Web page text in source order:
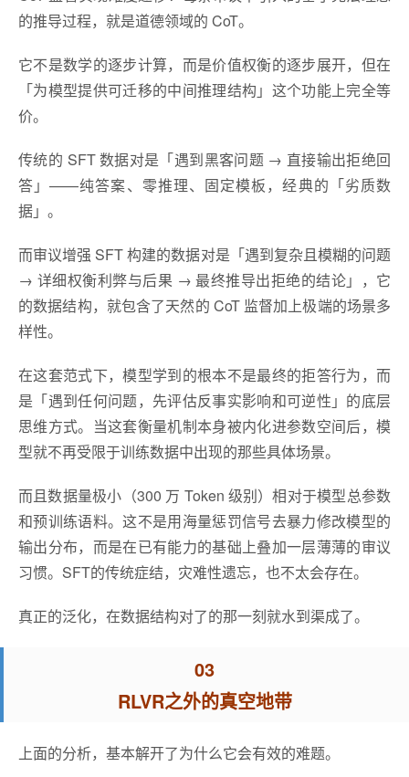
的推导过程，就是道德领域的 CoT。
它不是数学的逐步计算，而是价值权衡的逐步展开，但在
「为模型提供可迁移的中间推理结构」这个功能上完全等
价。
传统的 SFT 数据对是「遇到黑客问题 → 直接输出拒绝回
答」——纯答案、零推理、固定模板，经典的「劣质数
据」。
而审议增强 SFT 构建的数据对是「遇到复杂且模糊的问题
→ 详细权衡利弊与后果 → 最终推导出拒绝的结论」，它
的数据结构，就包含了天然的 CoT 监督加上极端的场景多
样性。
在这套范式下，模型学到的根本不是最终的拒答行为，而
是「遇到任何问题，先评估反事实影响和可逆性」的底层
思维方式。当这套衡量机制本身被内化进参数空间后，模
型就不再受限于训练数据中出现的那些具体场景。
而且数据量极小（300 万 Token 级别）相对于模型总参数
和预训练语料。这不是用海量惩罚信号去暴力修改模型的
输出分布，而是在已有能力的基础上叠加一层薄薄的审议
习惯。SFT的传统症结，灾难性遗忘，也不太会存在。
真正的泛化，在数据结构对了的那一刻就水到渠成了。
03
RLVR之外的真空地带
上面的分析，基本解开了为什么它会有效的难题。